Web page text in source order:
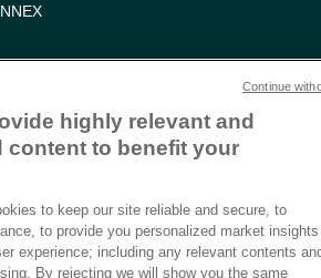
des données
highly relevant and
content to benefit your
to keep our site reliable and secure, to
to provide you personalized market insights
experience; including any relevant contents
By rejecting we will show you the same
Continue